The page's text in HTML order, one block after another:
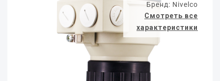
Бренд: Nivelco
Смотреть все
характеристики